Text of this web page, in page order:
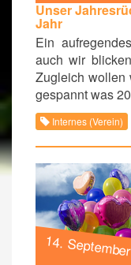
Unser
Jahr
Ein
auch wir
Zugleich wollen
gespannt was
Internes (Verein)
14.